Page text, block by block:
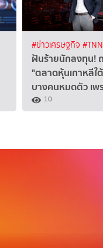
#ข่าวเศรษฐกิจ
ฝันร้ายนักลงทุน!
"ตลาดหุ้นเกาหลี
บางคนหมดตัว เพร
10